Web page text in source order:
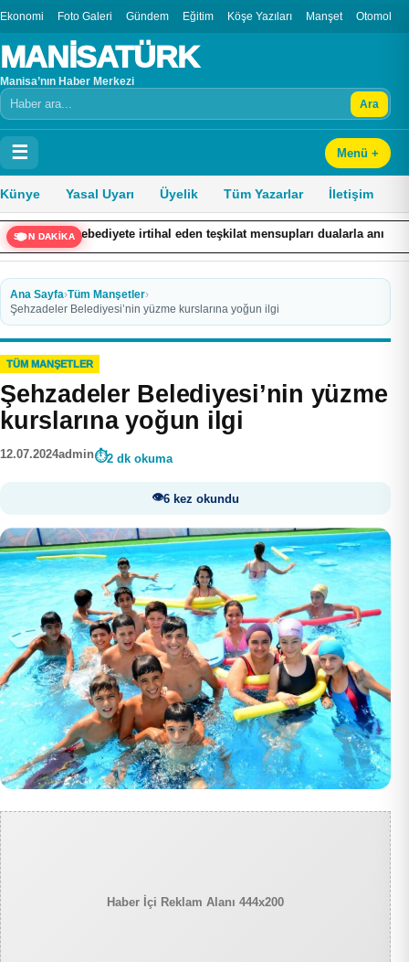
Ekonomi Foto Galeri Gündem Eğitim Köşe Yazıları Manşet Otomobil
MANİSATÜRK
Manisa’nın Haber Merkezi
Arama Ara
☰ Menü +
Künye Yasal Uyarı Üyelik Tüm Yazarlar İletişim
SON DAKİKA
ebediyete irtihal eden teşkilat mensupları dualarla anıldı
Ana Sayfa›Tüm Manşetler›
Şehzadeler Belediyesi’nin yüzme kurslarına yoğun ilgi
TÜM MANŞETLER
Şehzadeler Belediyesi’nin yüzme
kurslarına yoğun ilgi
12.07.2024admin 2 dk okuma
6 kez okundu
Haber İçi Reklam Alanı 444x200